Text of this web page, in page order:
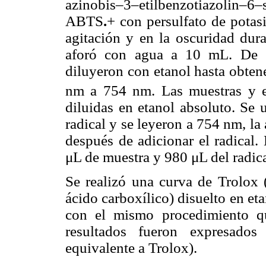
ABTS.+ con persulfato de
agitación y en la oscuridad
aforó con agua a 10 mL. De
diluyeron con etanol hasta
nm a 754 nm. Las muestras y
diluidas en etanol absoluto.
radical y se leyeron a 754 nm,
después de adicionar el
μL de muestra y 980 μL del
Se realizó una curva de Trolox
ácido carboxílico) disuelto en
con el mismo procedimiento
resultados fueron
equivalente a Trolox).